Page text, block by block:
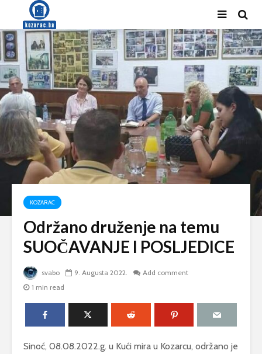
KOZARAC
Održano druženje na temu
SUOČAVANJE I POSLJEDICE
svabo 9. Augusta 2022.
Add comment
1 min read
Sinoć, 08.08.2022.g. u Kući mira u Kozarcu, održano je